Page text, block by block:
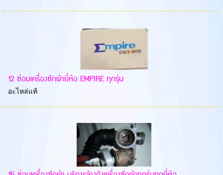
12 ซ่อมเครื่องซักผ้ายี่ห้อ EMPIRE ทุกรุ่น
อะไหล่แท้